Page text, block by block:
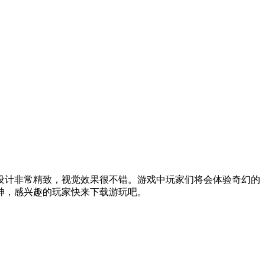
非常精致，视觉效果很不错。游戏中玩家们将会体验奇幻的
感兴趣的玩家快来下载游玩吧。